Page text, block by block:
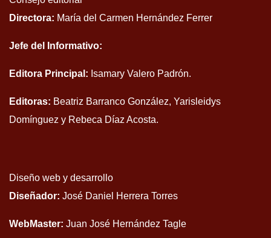
Directora: María del Carmen Hernández Ferrer
Jefe del Informativo:
Editora Principal: Isamary Valero Padrón.
Editoras: Beatriz Barranco González, Yarisleidys
Domínguez y Rebeca Díaz Acosta.
Diseño web y desarrollo
Diseñador: José Daniel Herrera Torres
WebMaster: Juan José Hernández Tagle